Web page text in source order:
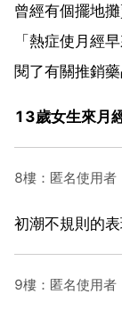
曾經有個擺地
「熱症使月經
閱了有關推銷藥
13歲女生來月
8樓：匿名使用者
初潮不規則的
9樓：匿名使用者